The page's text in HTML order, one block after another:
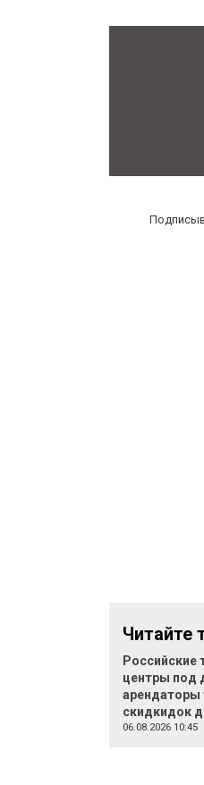
Читайте
Российские
центры под
арендаторы
скидкидок
06.08.2026 10:45